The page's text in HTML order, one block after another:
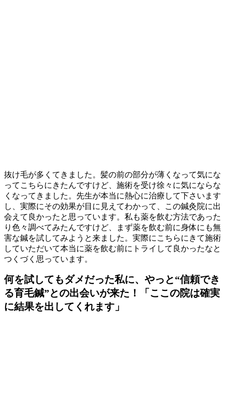
抜け毛が多くてきました。髪の前の部分が薄くなって気にな
ってこちらにきたんですけど、施術を受け徐々に気にならな
くなってきました。先生が本当に熱心に治療して下さいます
し、実際にその効果が目に見えてわかって、この鍼灸院に出
会えて良かったと思っています。私も薬を飲む方法であった
り色々調べてみたんですけど、まず薬を飲む前に身体にも無
害な鍼を試してみようと来ました。実際にこちらにきて施術
していただいて本当に薬を飲む前にトライして良かったなと
つくづく思っています。
何を試してもダメだった私に、やっと“信頼でき
る育毛鍼”との出会いが来た！「ここの院は確実
に結果を出してくれます」